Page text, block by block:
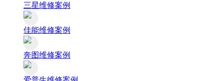
三星维修案例
佳能维修案例
奔图维修案例